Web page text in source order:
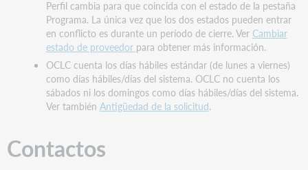
Perfil cambia para que coincida con el estado de la pestaña
Programa. La única vez que los dos estados pueden entrar
en conflicto es durante un período de cierre. Ver Cambiar
estado de proveedor para obtener más información.
OCLC cuenta los días hábiles estándar (de lunes a viernes)
como días hábiles/días del sistema. OCLC no cuenta los
sábados ni los domingos como días hábiles/días del sistema.
Ver también Antigüedad de la solicitud.
Contactos